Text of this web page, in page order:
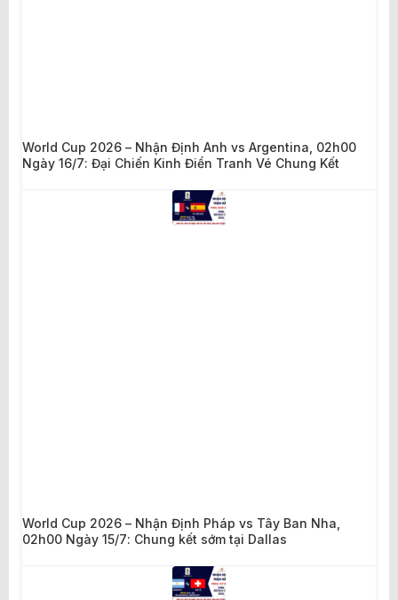
World Cup 2026 – Nhận Định Anh vs Argentina, 02h00
Ngày 16/7: Đại Chiến Kinh Điển Tranh Vé Chung Kết
World Cup 2026 – Nhận Định Pháp vs Tây Ban Nha,
02h00 Ngày 15/7: Chung kết sớm tại Dallas